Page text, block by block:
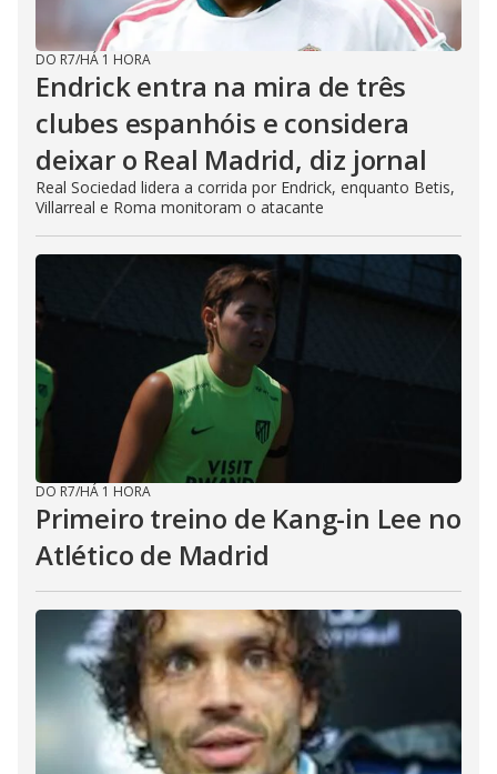
DO R7/HÁ 1 HORA
Endrick entra na mira de três
clubes espanhóis e considera
deixar o Real Madrid, diz jornal
Real Sociedad lidera a corrida por Endrick, enquanto Betis,
Villarreal e Roma monitoram o atacante
DO R7/HÁ 1 HORA
Primeiro treino de Kang-in Lee no
Atlético de Madrid